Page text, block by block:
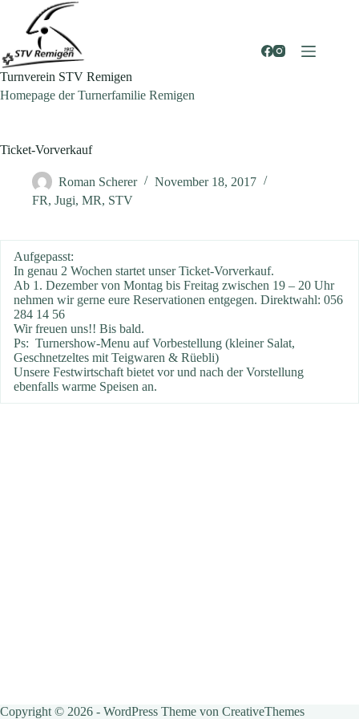
springen
Turnverein STV Remigen
Homepage der Turnerfamilie Remigen
Ticket-Vorverkauf
Roman Scherer
November 18, 2017
FR, Jugi, MR, STV
Aufgepasst:
In genau 2 Wochen startet unser Ticket-Vorverkauf.
Ab 1. Dezember von Montag bis Freitag zwischen 19 – 20 Uhr
nehmen wir gerne eure Reservationen entgegen. Direktwahl: 056
284 14 56
Wir freuen uns!! Bis bald.
Ps: Turnershow-Menu auf Vorbestellung (kleiner Salat,
Geschnetzeltes mit Teigwaren & Rüebli)
Unsere Festwirtschaft bietet vor und nach der Vorstellung
ebenfalls warme Speisen an.
Copyright © 2026 - WordPress Theme von CreativeThemes